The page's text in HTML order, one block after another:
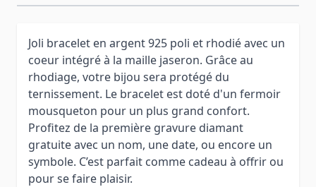
Joli bracelet en argent 925 poli et rhodié avec un
coeur intégré à la maille jaseron. Grâce au
rhodiage, votre bijou sera protégé du
ternissement. Le bracelet est doté d'un fermoir
mousqueton pour un plus grand confort.
Profitez de la première gravure diamant
gratuite avec un nom, une date, ou encore un
symbole. C’est parfait comme cadeau à offrir ou
pour se faire plaisir.